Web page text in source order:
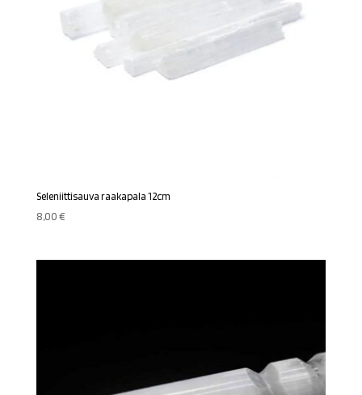
Seleniittisauva raakapala 12cm
8,00€